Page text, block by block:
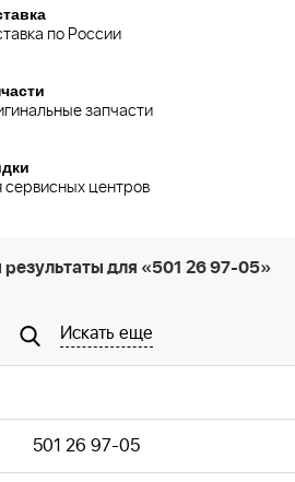
по России
запчасти
сервисных центров
для «501 26 97-05»
Искать еще
501 26 97-05